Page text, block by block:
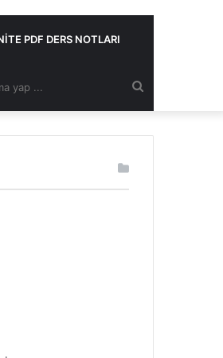
PDF DERS NOTLARI
yap